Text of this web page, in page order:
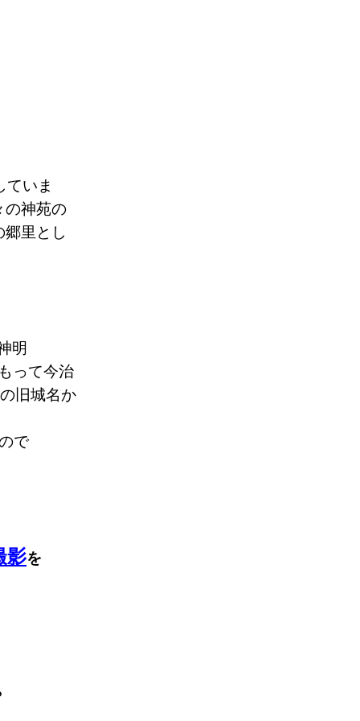
ていま
の神苑の
里とし
明
って今治
旧城名か
で
影を